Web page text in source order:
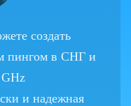
создать
пингом в СНГ и
и надежная